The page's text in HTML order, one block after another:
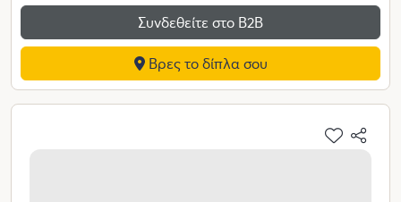
Συνδεθείτε στο Β2Β
Βρες το δίπλα σου